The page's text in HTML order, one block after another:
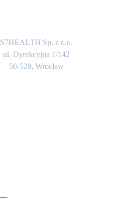
S7HEALTH Sp. z o.o.
ul. Dyrekcyjna 1/142
50-528, Wrocław